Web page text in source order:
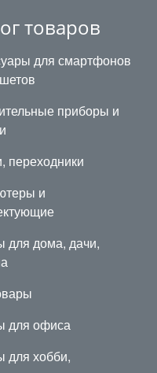
товаров
для смартфонов
приборы и
переходники
и
для дома, дачи,
для офиса
для хобби,